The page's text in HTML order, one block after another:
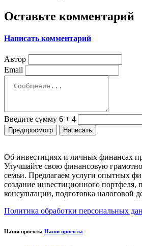
Оставьте комментарий
Написать комментарий
Автор
Email
Введите сумму 6 + 4
Об инвестициях и личных финансах
Улучшайте свою финансовую
семьи. Предлагаем услуги опытных
создание инвестиционного портфеля,
консультации, подготовка налоговой
Политика обработки персональных
Наши проекты Наши проекты